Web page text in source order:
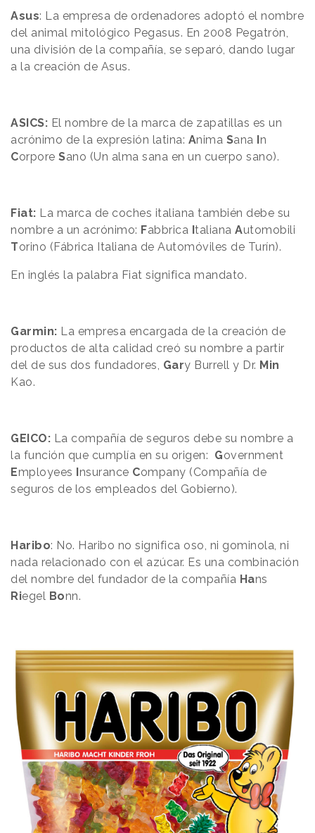
Asus: La empresa de ordenadores adoptó el nombre
del animal mitológico Pegasus. En 2008 Pegatrón,
una división de la compañía, se separó, dando lugar
a la creación de Asus.
ASICS: El nombre de la marca de zapatillas es un
acrónimo de la expresión latina: Anima Sana In
Corpore Sano (Un alma sana en un cuerpo sano).
Fiat: La marca de coches italiana también debe su
nombre a un acrónimo: Fabbrica Italiana Automobili
Torino (Fábrica Italiana de Automóviles de Turín).
En inglés la palabra Fiat significa mandato.
Garmin: La empresa encargada de la creación de
productos de alta calidad creó su nombre a partir
del de sus dos fundadores, Gary Burrell y Dr. Min
Kao.
GEICO: La compañía de seguros debe su nombre a
la función que cumplía en su origen: Government
Employees Insurance Company (Compañía de
seguros de los empleados del Gobierno).
Haribo: No. Haribo no significa oso, ni gominola, ni
nada relacionado con el azúcar. Es una combinación
del nombre del fundador de la compañía Hans
Riegel Bonn.